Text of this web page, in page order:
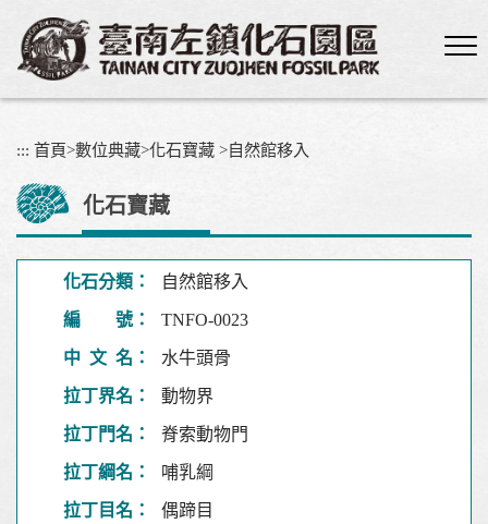
內
::: 首頁>數位典藏>化石寶藏 >自然館移入
化石寶藏
化石分類： 自然館移入
編 號： TNFO-0023
中 文 名： 水牛頭骨
拉丁界名： 動物界
拉丁門名： 脊索動物門
拉丁綱名： 哺乳綱
拉丁目名： 偶蹄目